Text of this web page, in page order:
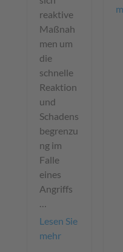
reaktive
Maßnah
men um
die
schnelle
Reaktion
und
Schadens
begrenzu
ng im
Falle
eines
Angriffs
Lesen Sie
mehr